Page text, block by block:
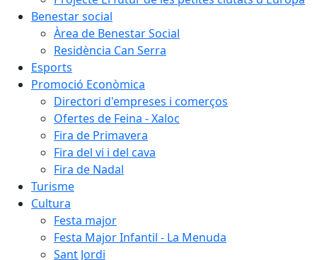
Benestar social
Àrea de Benestar Social
Residència Can Serra
Esports
Promoció Econòmica
Directori d'empreses i comerços
Ofertes de Feina - Xaloc
Fira de Primavera
Fira del vi i del cava
Fira de Nadal
Turisme
Cultura
Festa major
Festa Major Infantil - La Menuda
Sant Jordi